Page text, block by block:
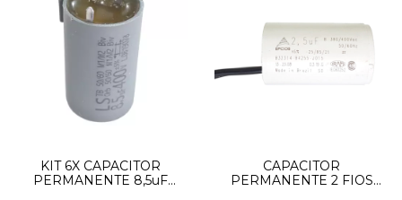
KIT 6X CAPACITOR
PERMANENTE 8,5uF
CAPACITOR
PERMANENTE 2 FIOS